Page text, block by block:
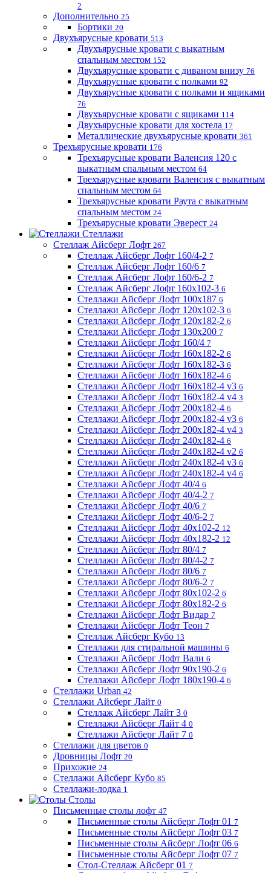
2
Дополнительно 25
Бортики 20
Двухъярусные кровати 513
Двухъярусные кровати с выкатным
спальным местом 152
Двухъярусные кровати с диваном внизу 76
Двухъярусные кровати с полками 92
Двухъярусные кровати с полками и ящиками
76
Двухъярусные кровати с ящиками 114
Двухъярусные кровати для хостела 17
Металлические двухъярусные кровати 361
Трехъярусные кровати 176
Трехъярусные кровати Валенсия 120 с
выкатным спальным местом 64
Трехъярусные кровати Валенсия с выкатным
спальным местом 64
Трехъярусные кровати Раута с выкатным
спальным местом 24
Трехъярусные кровати Эверест 24
Стеллажи
Стеллаж Айсберг Лофт 267
Стеллаж Айсберг Лофт 160/4-2 7
Стеллаж Айсберг Лофт 160/6 7
Стеллаж Айсберг Лофт 160/6-2 7
Стеллаж Айсберг Лофт 160х102-3 6
Стеллажи Айсберг Лофт 100х187 6
Стеллажи Айсберг Лофт 120х102-3 6
Стеллажи Айсберг Лофт 120х182-2 6
Стеллажи Айсберг Лофт 130х200 7
Стеллажи Айсберг Лофт 160/4 7
Стеллажи Айсберг Лофт 160х182-2 6
Стеллажи Айсберг Лофт 160х182-3 6
Стеллажи Айсберг Лофт 160х182-4 6
Стеллажи Айсберг Лофт 160х182-4 v3 6
Стеллажи Айсберг Лофт 160х182-4 v4 3
Стеллажи Айсберг Лофт 200х182-4 6
Стеллажи Айсберг Лофт 200х182-4 v3 6
Стеллажи Айсберг Лофт 200х182-4 v4 3
Стеллажи Айсберг Лофт 240х182-4 6
Стеллажи Айсберг Лофт 240х182-4 v2 6
Стеллажи Айсберг Лофт 240х182-4 v3 6
Стеллажи Айсберг Лофт 240х182-4 v4 6
Стеллажи Айсберг Лофт 40/4 6
Стеллажи Айсберг Лофт 40/4-2 7
Стеллажи Айсберг Лофт 40/6 7
Стеллажи Айсберг Лофт 40/6-2 7
Стеллажи Айсберг Лофт 40х102-2 12
Стеллажи Айсберг Лофт 40х182-2 12
Стеллажи Айсберг Лофт 80/4 7
Стеллажи Айсберг Лофт 80/4-2 7
Стеллажи Айсберг Лофт 80/6 7
Стеллажи Айсберг Лофт 80/6-2 7
Стеллажи Айсберг Лофт 80х102-2 6
Стеллажи Айсберг Лофт 80х182-2 6
Стеллажи Айсберг Лофт Видар 7
Стеллажи Айсберг Лофт Теон 7
Стеллаж Айсберг Кубо 13
Стеллажи для стиральной машины 6
Стеллажи Айсберг Лофт Вали 6
Стеллажи Айсберг Лофт 90х190-2 6
Стеллажи Айсберг Лофт 180х190-4 6
Стеллажи Urban 42
Стеллажи Айсберг Лайт 0
Стеллаж Айсберг Лайт 3 0
Стеллажи Айсберг Лайт 4 0
Стеллажи Айсберг Лайт 7 0
Стеллажи для цветов 0
Дровницы Лофт 20
Прихожие 24
Стеллажи Айсберг Кубо 85
Стеллажи-лодка 1
Столы
Письменные столы лофт 47
Письменные столы Айсберг Лофт 01 7
Письменные столы Айсберг Лофт 03 7
Письменные столы Айсберг Лофт 06 6
Письменные столы Айсберг Лофт 07 7
Стол-Стеллаж Айсберг 01 7